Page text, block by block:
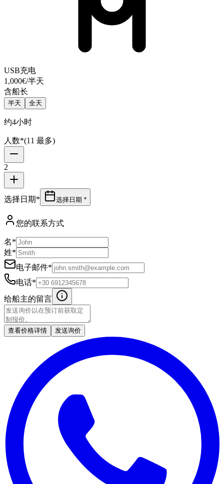
USB充电
1,000€/半天
含船长
半天 全天
约4小时
人数*(11 最多)
2
选择日期* 选择日期 *
您的联系方式
名*
姓*
电子邮件*
电话*
给船主的留言
查看价格详情 发送询价